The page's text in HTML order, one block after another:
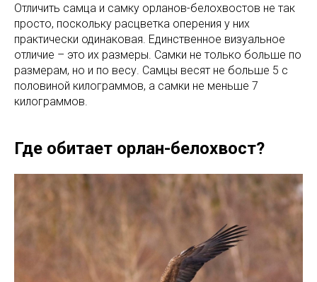
Отличить самца и самку орланов-белохвостов не так
просто, поскольку расцветка оперения у них
практически одинаковая. Единственное визуальное
отличие – это их размеры. Самки не только больше по
размерам, но и по весу. Самцы весят не больше 5 с
половиной килограммов, а самки не меньше 7
килограммов.
Где обитает орлан-белохвост?